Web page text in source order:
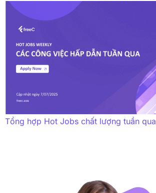
Tổng hợp Hot Jobs chất lượng tuần qua